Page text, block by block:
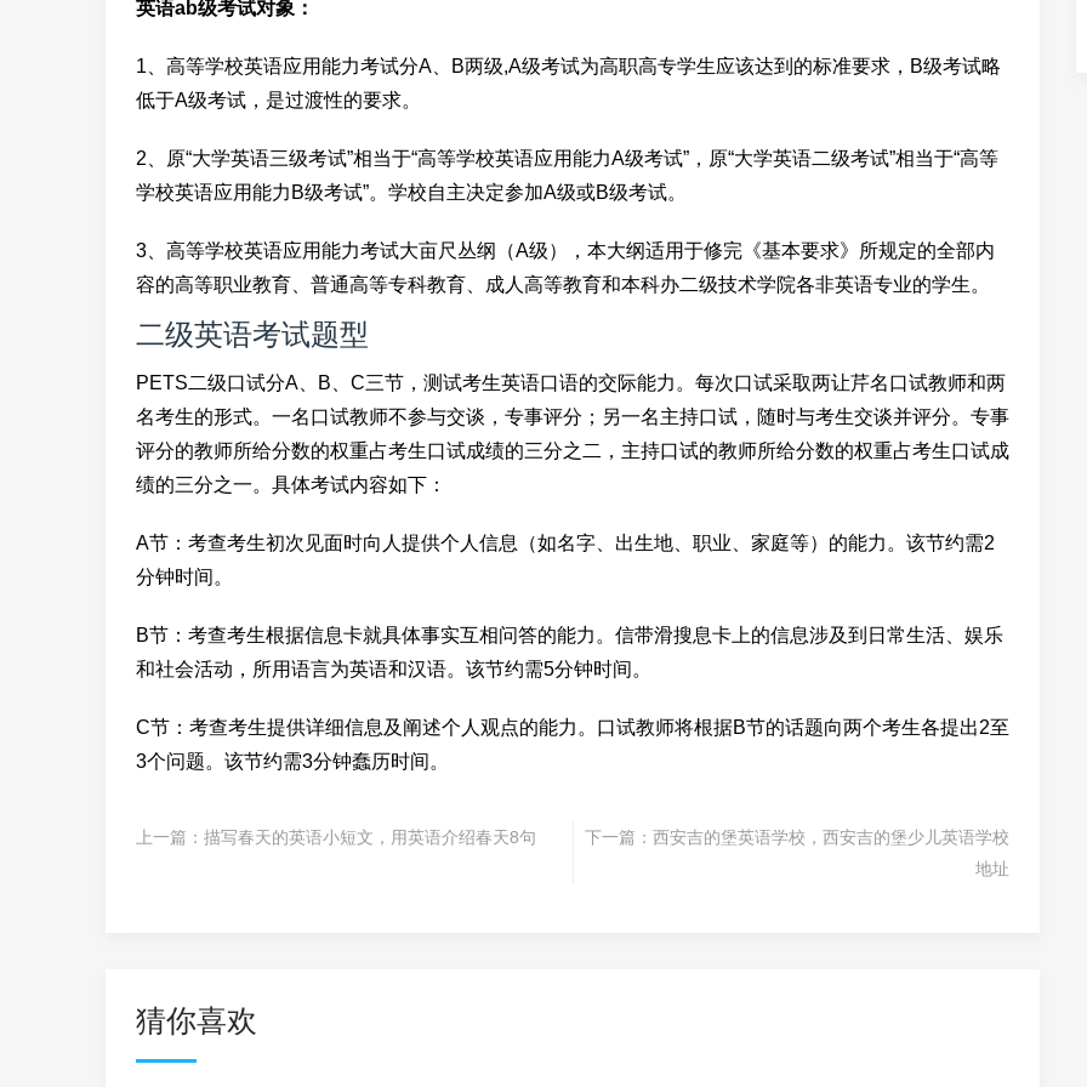
英语ab级考试对象：
1、高等学校英语应用能力考试分A、B两级,A级考试为高职高专学生应该达到的标准要求，B级考试略
低于A级考试，是过渡性的要求。
2、原“大学英语三级考试”相当于“高等学校英语应用能力A级考试”，原“大学英语二级考试”相当于“高等
学校英语应用能力B级考试”。学校自主决定参加A级或B级考试。
3、高等学校英语应用能力考试大亩尺丛纲（A级），本大纲适用于修完《基本要求》所规定的全部内
容的高等职业教育、普通高等专科教育、成人高等教育和本科办二级技术学院各非英语专业的学生。
二级英语考试题型
PETS二级口试分A、B、C三节，测试考生英语口语的交际能力。每次口试采取两让芹名口试教师和两
名考生的形式。一名口试教师不参与交谈，专事评分；另一名主持口试，随时与考生交谈并评分。专事
评分的教师所给分数的权重占考生口试成绩的三分之二，主持口试的教师所给分数的权重占考生口试成
绩的三分之一。具体考试内容如下：
A节：考查考生初次见面时向人提供个人信息（如名字、出生地、职业、家庭等）的能力。该节约需2
分钟时间。
B节：考查考生根据信息卡就具体事实互相问答的能力。信带滑搜息卡上的信息涉及到日常生活、娱乐
和社会活动，所用语言为英语和汉语。该节约需5分钟时间。
C节：考查考生提供详细信息及阐述个人观点的能力。口试教师将根据B节的话题向两个考生各提出2至
3个问题。该节约需3分钟蠢历时间。
上一篇： 描写春天的英语小短文，用英语介绍春天8句 下一篇： 西安吉的堡英语学校，西安吉的堡少儿英语学校
地址
猜你喜欢